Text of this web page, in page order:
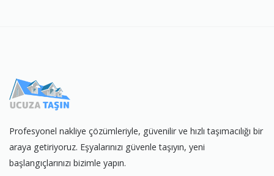
Profesyonel nakliye çözümleriyle, güvenilir ve hızlı taşımacılığı bir
araya getiriyoruz. Eşyalarınızı güvenle taşıyın, yeni
başlangıçlarınızı bizimle yapın.